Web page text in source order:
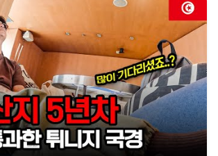
동안 그 동안 밀린 여정들을 열심히 편집해
즐겁게 여행
스를 타고 세계여행 중입니다. 유튜브 '지금
소, 형태의 집을 이동하면서 사는 저희의 일
입니다. e-mail.
jigeumgernail@gmail.com / BGM. artlist.io